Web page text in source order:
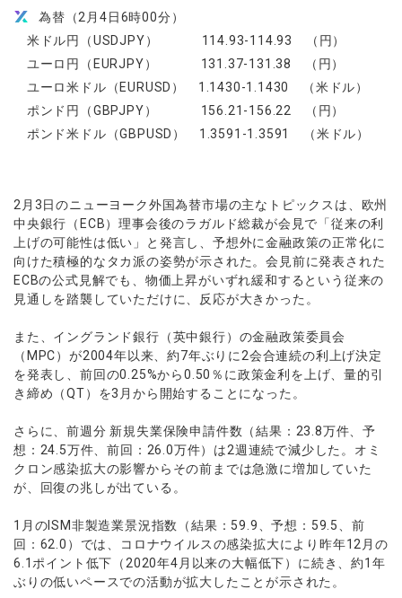
ETF
株式CFD
エネルギーCFD
貴金属CFD
スワップとロールオーバー
入出金方法
約定率
取引時間
経済指標・予測カレンダー
休眠口座と凍結口座
口座タイプ
法人のお客様
ゼロ口座
NEW
デモ口座
ウォレット口座
NEW
口座開設フォーム
必要書類
開設方法
プラットフォーム
MT5
MT4
cTrader
ツール
MT4/MT5 ヒストリカルデータ
EA(エキスパートアドバイザー)
カスタムインジケーター
日本時間表示インジケータ
通貨インデックス
パートナー
パートナーシップ・プログラム
イントロデュース・パートナープログラム（IP）
特別・VIPプログラム
NEW
ニュース
ニュースリリース
お知らせ
マーケットニュース
トレードガイド
NEW
会社概要
企業情報
お問合せ
よくあるご質問
عربى
Русский
Español
ไทย
デモ口座を開設する
法人のお客様は こちら
為替（2月4日6時00分）
米ドル円（USDJPY） 114.93-114.93 （円）
ユーロ円（EURJPY） 131.37-131.38 （円）
ユーロ米ドル（EURUSD） 1.1430-1.1430 （米ドル）
ポンド円（GBPJPY） 156.21-156.22 （円）
ポンド米ドル（GBPUSD） 1.3591-1.3591 （米ドル）
2月3日のニューヨーク外国為替市場の主なトピックスは、欧州
中央銀行（ECB）理事会後のラガルド総裁が会見で「従来の利
上げの可能性は低い」と発言し、予想外に金融政策の正常化に
向けた積極的なタカ派の姿勢が示された。会見前に発表された
ECBの公式見解でも、物価上昇がいずれ緩和するという従来の
見通しを踏襲していただけに、反応が大きかった。
また、イングランド銀行（英中銀行）の金融政策委員会
（MPC）が2004年以来、約7年ぶりに2会合連続の利上げ決定
を発表し、前回の0.25%から0.50％に政策金利を上げ、量的引
き締め（QT）を3月から開始することになった。
さらに、前週分 新規失業保険申請件数（結果：23.8万件、予
想：24.5万件、前回：26.0万件）は2週連続で減少した。オミ
クロン感染拡大の影響からその前までは急激に増加していた
が、回復の兆しが出ている。
1月のISM非製造業景況指数（結果：59.9、予想：59.5、前
回：62.0）では、コロナウイルスの感染拡大により昨年12月の
6.1ポイント低下（2020年4月以来の大幅低下）に続き、約1年
ぶりの低いペースでの活動が拡大したことが示された。